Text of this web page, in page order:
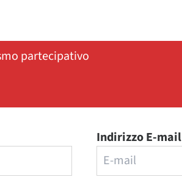
partecipativo
Indirizzo E-mail